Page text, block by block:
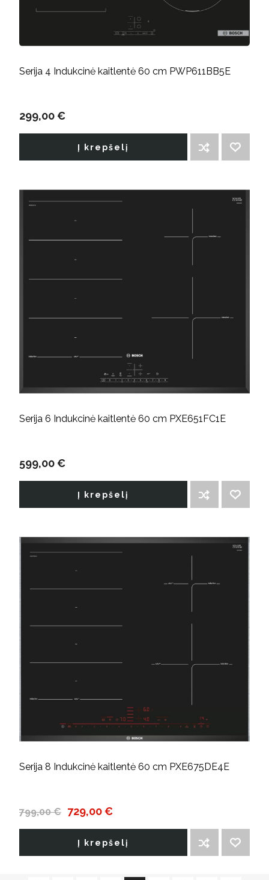
Serija 4 Indukcinė kaitlentė 60 cm PWP611BB5E
299,00 €
Į krepšelį
Serija 6 Indukcinė kaitlentė 60 cm PXE651FC1E
599,00 €
Į krepšelį
Serija 8 Indukcinė kaitlentė 60 cm PXE675DE4E
799,00 € 729,00 €
Į krepšelį